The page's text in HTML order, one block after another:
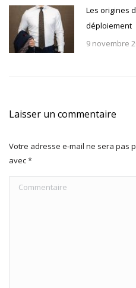
Les origines
déploiement
9 novembre
Laisser un commentaire
Votre adresse e-mail ne sera pas
avec*
Commentaire